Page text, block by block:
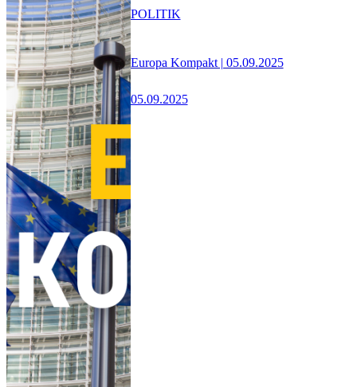
Europa Kompakt | 05.09.2025
05.09.2025
POLITIK